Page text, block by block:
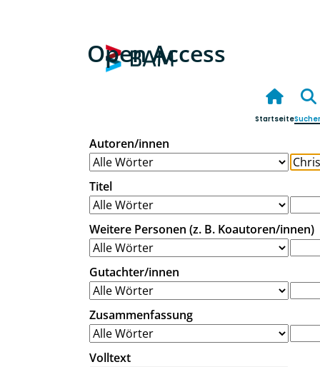
Open Access
Startseite
Autoren/innen
Titel
Weitere Personen (z. B. Koautoren/innen)
Gutachter/innen
Zusammenfassung
Volltext